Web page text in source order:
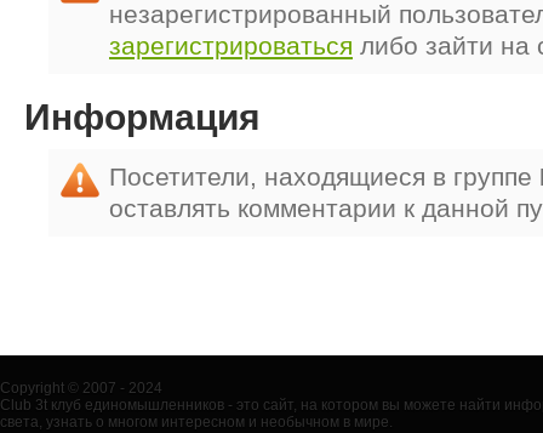
незарегистрированный
зарегистрироваться либо зайти на
Информация
Посетители, находящиеся в группе
оставлять комментарии к данной
Copyright © 2007 - 2024
Club 3t клуб единомышленников - это сайт, на котором вы можете найти
света, узнать о многом интересном и необычном в мире.